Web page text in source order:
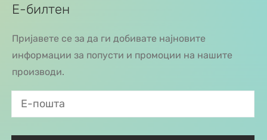
Е-билтен
Пријавете се за да ги добивате најновите
информации за попусти и промоции на нашите
производи.